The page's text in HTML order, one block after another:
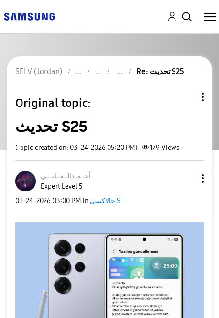
SELV (Jordan) Re: تحديث S25
Original topic:
تحديث S25
(Topic created on: 03-24-2026 05:20 PM) 179 Views
أحــمـدالــعــانـــي
Expert Level 5
‎03-24-2026 03:00 PM in جالاكسى S